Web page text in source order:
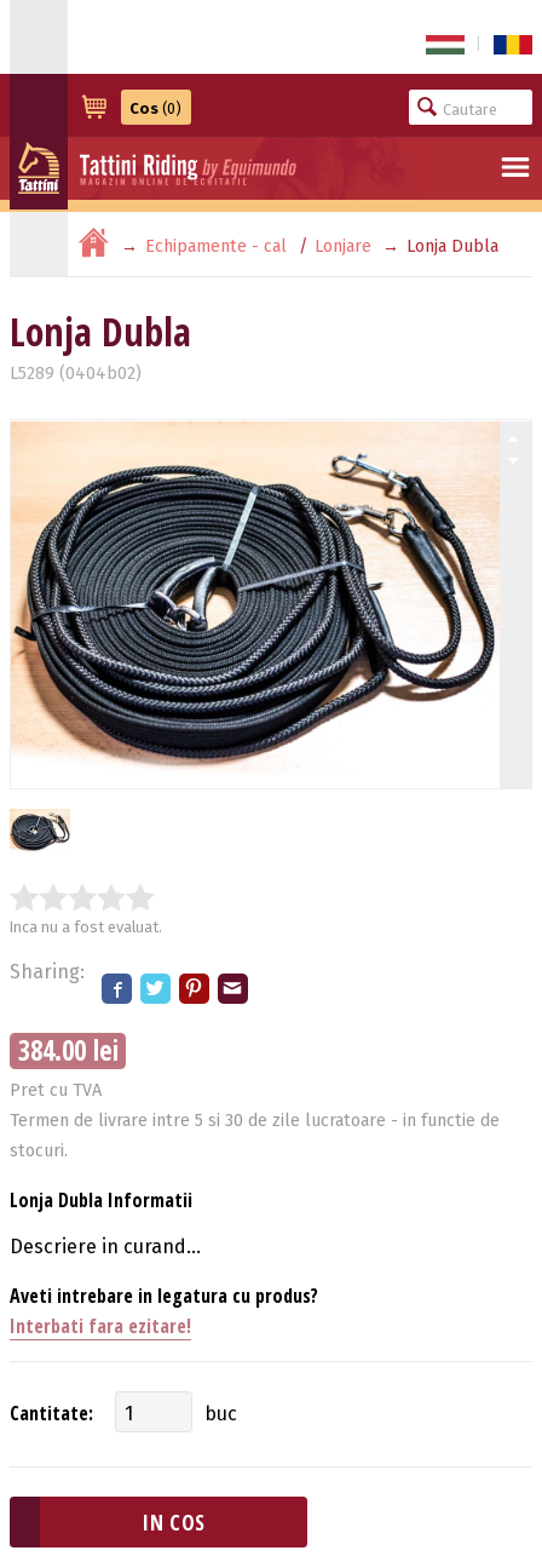
Cos (0)
Echipamente - cal Lonjare Lonja Dubla
Lonja Dubla
L5289 (0404b02)
Inca nu a fost evaluat.
Sharing:
384.00 lei
Pret cu TVA
Termen de livrare intre 5 si 30 de zile lucratoare - in functie de
stocuri.
Lonja Dubla Informatii
Descriere in curand...
Aveti intrebare in legatura cu produs?
Interbati fara ezitare!
Cantitate: buc